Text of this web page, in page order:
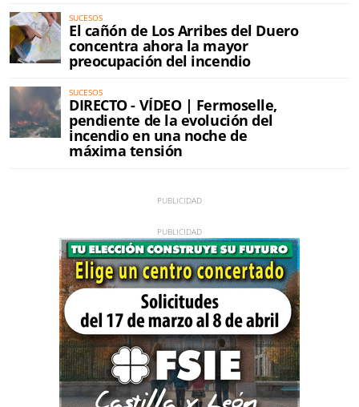
SUCESOS
El cañón de Los Arribes del Duero
concentra ahora la mayor
preocupación del incendio
SUCESOS
DIRECTO - VÍDEO | Fermoselle,
pendiente de la evolución del
incendio en una noche de
máxima tensión